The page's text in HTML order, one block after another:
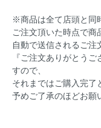
※商品は全て店頭と同
ご注文頂いた時点で商
自動で送信されるご注
『ご注文ありがとう
すので、
それまではご購入完了
予めご了承のほどお願